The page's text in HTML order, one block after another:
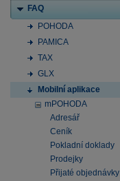
FAQ
POHODA
PAMICA
TAX
GLX
Mobilní aplikace
mPOHODA
Adresář
Ceník
Pokladní doklady
Prodejky
Přijaté objednávky